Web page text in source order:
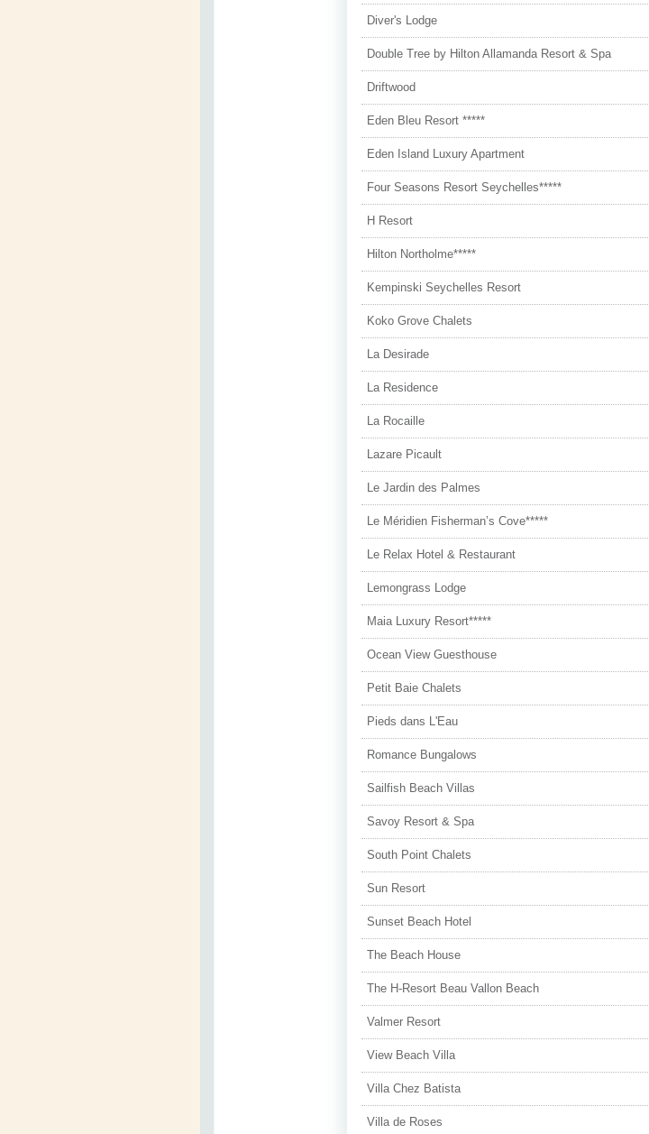
Diver's Lodge
Double Tree by Hilton Allamanda Resort & Spa
Driftwood
Eden Bleu Resort *****
Eden Island Luxury Apartment
Four Seasons Resort Seychelles*****
H Resort
Hilton Northolme*****
Kempinski Seychelles Resort
Koko Grove Chalets
La Desirade
La Residence
La Rocaille
Lazare Picault
Le Jardin des Palmes
Le Méridien Fisherman’s Cove*****
Le Relax Hotel & Restaurant
Lemongrass Lodge
Maia Luxury Resort*****
Ocean View Guesthouse
Petit Baie Chalets
Pieds dans L'Eau
Romance Bungalows
Sailfish Beach Villas
Savoy Resort & Spa
South Point Chalets
Sun Resort
Sunset Beach Hotel
The Beach House
The H-Resort Beau Vallon Beach
Valmer Resort
View Beach Villa
Villa Chez Batista
Villa de Roses